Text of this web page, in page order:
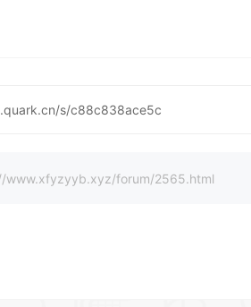
s/c88c838ace5c
www.xfyzyyb.xyz/forum/2565.html